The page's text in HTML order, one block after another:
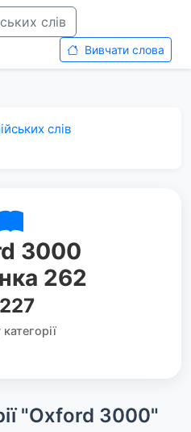
слів
Вивчати слова
слів
3000
262
"Oxford 3000"